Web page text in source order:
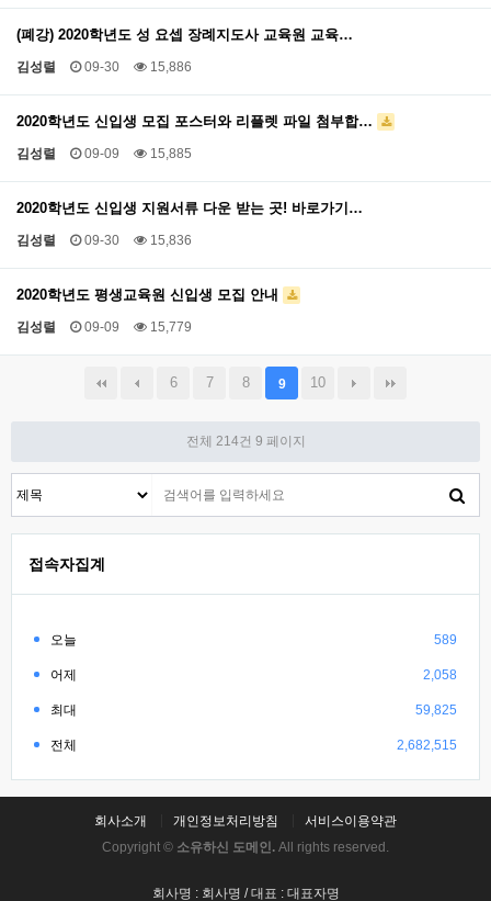
(폐강) 2020학년도 성 요셉 장례지도사 교육원 교육…
김성렬 09-30 15,886
2020학년도 신입생 모집 포스터와 리플렛 파일 첨부합…
김성렬 09-09 15,885
2020학년도 신입생 지원서류 다운 받는 곳! 바로가기…
김성렬 09-30 15,836
2020학년도 평생교육원 신입생 모집 안내
김성렬 09-09 15,779
6 7 8 9 10
전체 214건 9 페이지
접속자집계
오늘 589
어제 2,058
최대 59,825
전체 2,682,515
회사소개 개인정보처리방침
서비스이용약관
Copyright © 소유하신 도메인. All rights reserved.
회사명 : 회사명 / 대표 : 대표자명